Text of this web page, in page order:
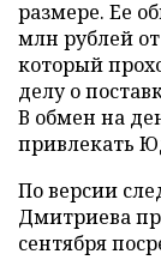
размере. Ее
млн рублей
который
делу о
В обмен на
привлекать
По версии
Дмитриева
сентября